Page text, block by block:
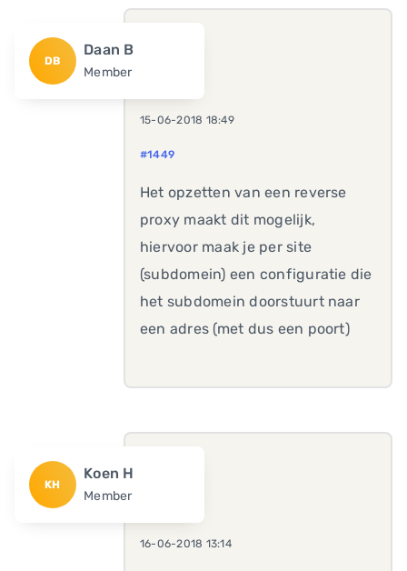
DB
Daan B
Member
15-06-2018 18:49
#1449
Het opzetten van een reverse
proxy maakt dit mogelijk,
hiervoor maak je per site
(subdomein) een configuratie die
het subdomein doorstuurt naar
een adres (met dus een poort)
KH
Koen H
Member
16-06-2018 13:14